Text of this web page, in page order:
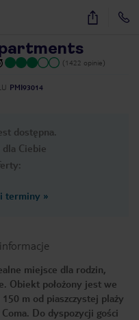
31
(1422 opinie)
PMI93014
dostępna.
Ciebie
terminy »
informacje
miejsce dla rodzin,
Obiekt położony jest we
m od piaszczystej plaży
Do dyspozycji gości